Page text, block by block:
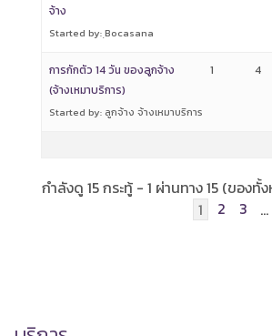
จ้าง
Started by: ฺBocasana
การกักตัว 14 วัน ของลูกจ้าง
(จ้างเหมาบริการ)
Started by: ลูกจ้าง จ้างเหมาบริการ
1 4
กำลังดู 15 กระทู้ - 1 ผ่านทาง 15 (ของทั้
1
2 3 …